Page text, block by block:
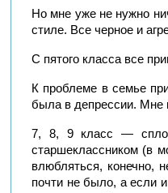
Но мне уже не нужно
стиле. Все черное и
С пятого класса все
К проблеме в семье
была в депрессии. Мне
7, 8, 9 класс —
старшеклассником (в
влюбляться, конечно,
почти не было, а если